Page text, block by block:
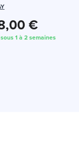
€
1 à 2 semaines